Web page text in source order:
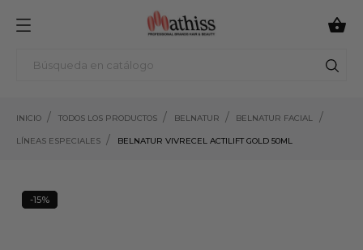

INICIO TODOS LOS PRODUCTOS BELNATUR BELNATUR FACIAL
LÍNEAS ESPECIALES BELNATUR VIVRECEL ACTILIFT GOLD 50ML
15%
-15%